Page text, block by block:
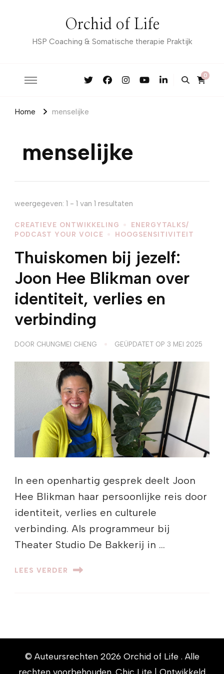
Orchid of Life
HSP Coaching & Somatische therapie Praktijk
0
Home menselijke
menselijke
weergegeven: 1 - 1 van 1 resultaten
CREATIEVE ONTWIKKELING
ENERGYTALKS/
PODCAST YOUR VOICE
HOOGSENSITIVITEIT
Thuiskomen bij jezelf:
Joon Hee Blikman over
identiteit, verlies en
verbinding
DOOR CHUNGMEI CHENG GEÜPDATET OP 3 MEI 2025
In een openhartig gesprek deelt Joon
Hee Blikman haar persoonlijke reis door
identiteit, verlies en culturele
verbinding. Als programmeur bij
Theater Studio De Bakkerij in …
LEES VERDER
© Auteursrechten 2026 Orchid of Life . Alle
rechten voorbehouden. Chic Lite | Ontwikkeld